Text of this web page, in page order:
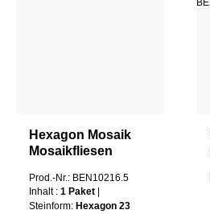
Hexagon Mosaik
Mosaikfliesen
Paket
Prod.-Nr.: BEN10216.5
Inhalt : 1 Paket
Steinform: Hexagon 23